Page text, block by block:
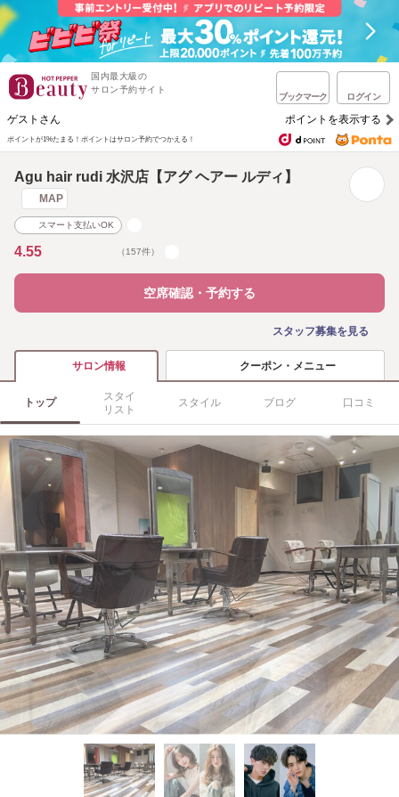
国内最大級の
サロン予約サイト
ブックマーク ログイン
ゲストさん ポイントを表示する
ポイントが1%たまる！ ポイントはサロン予約でつかえる！
Agu hair rudi 水沢店【アグ ヘアー ルディ】
MAP
スマート支払いOK
4.55 （157件）
空席確認・予約する
スタッフ募集を見る
サロン情報 クーポン・メニュー
トップ
スタイ
リスト
スタイル ブログ 口コミ